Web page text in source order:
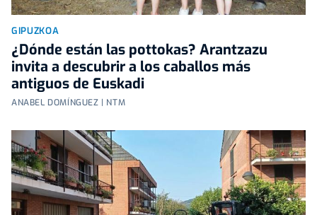
GIPUZKOA
¿Dónde están las pottokas? Arantzazu
invita a descubrir a los caballos más
antiguos de Euskadi
ANABEL DOMÍNGUEZ | NTM